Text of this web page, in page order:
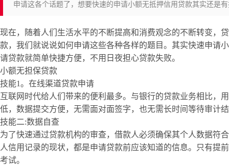
申请这各个话题了，想要快速的申请小额无抵押信用贷款其实还是
现在，随着人们生活水平的不断提高和消费观念的不断转变，
款，我们就说说如何申请这些各种各样的题目。其实快速申请
请贷款就简单快捷方便，不用日夜担心贷款失败。
小额无担保贷款
技能1。在线渠道贷款申请
互联网时代给人们带来的便利最多。与银行的贷款业务相比，
低，数据提交方便，无需面对面签字，也无需长时间等待审计
技能二:数据自查
为了快速通过贷款机构的审查，借款人必须确保其个人数据符
人信用记录的现状，都是申请贷款前应该知道的信息。只有提
考试。